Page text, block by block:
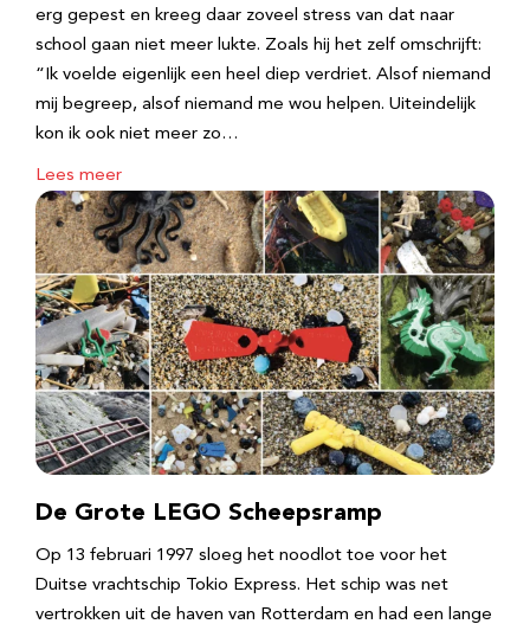
erg gepest en kreeg daar zoveel stress van dat naar
school gaan niet meer lukte. Zoals hij het zelf omschrijft:
“Ik voelde eigenlijk een heel diep verdriet. Alsof niemand
mij begreep, alsof niemand me wou helpen. Uiteindelijk
kon ik ook niet meer zo…
Lees meer
De Grote LEGO Scheepsramp
Op 13 februari 1997 sloeg het noodlot toe voor het
Duitse vrachtschip Tokio Express. Het schip was net
vertrokken uit de haven van Rotterdam en had een lange